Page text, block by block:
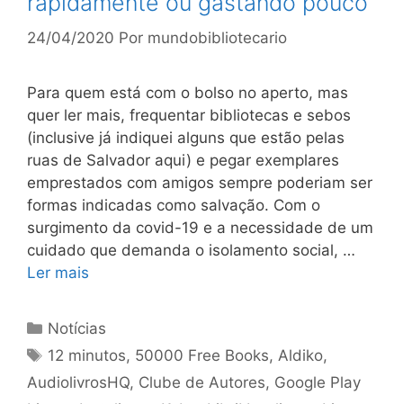
24/04/2020 Por mundobibliotecario
Para quem está com o bolso no aperto, mas
quer ler mais, frequentar bibliotecas e sebos
(inclusive já indiquei alguns que estão pelas
ruas de Salvador aqui) e pegar exemplares
emprestados com amigos sempre poderiam ser
formas indicadas como salvação. Com o
surgimento da covid-19 e a necessidade de um
cuidado que demanda o isolamento social, …
Ler mais
Categorias
Notícias
Tags
12 minutos, 50000 Free Books, Aldiko,
AudiolivrosHQ, Clube de Autores, Google Play